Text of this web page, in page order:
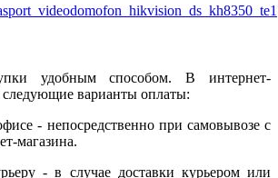
удобным способом. В интернет-
следующие варианты оплаты:
- непосредственно при самовывозе с
магазина.
- в случае доставки курьером или